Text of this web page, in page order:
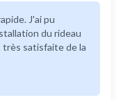
J'ai pu
du rideau
très satisfaite de la